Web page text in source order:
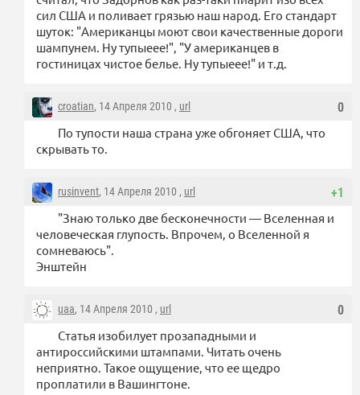
сил США и поливает грязью наш народ. Его стандарт
шуток: "Американцы моют свои качественные дороги
шампунем. Ну тупыеее!", "У американцев в
гостиницах чистое белье. Ну тупыеее!" и т.д.
0
croatian, 14 Апреля 2010 , url
По тупости наша страна уже обгоняет США, что
скрывать то.
+1
rusinvent, 14 Апреля 2010 , url
"Знаю только две бесконечности — Вселенная и
человеческая глупость. Впрочем, о Вселенной я
сомневаюсь".
Энштейн
0
uaa, 14 Апреля 2010 , url
Статья изобилует прозападными и
антироссийскими штампами. Читать очень
неприятно. Такое ощущение, что ее щедро
проплатили в Вашингтоне.